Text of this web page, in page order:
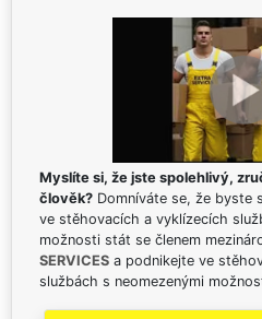
Myslíte si, že jste spolehlivý,
člověk? Domníváte se, že byste
ve stěhovacích a vyklízecích
možnosti stát se členem
SERVICES a podnikejte ve
službách s neomezenými